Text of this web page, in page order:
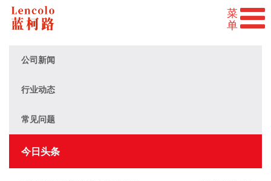
公司新闻
行业动态
常见问题
今日头条